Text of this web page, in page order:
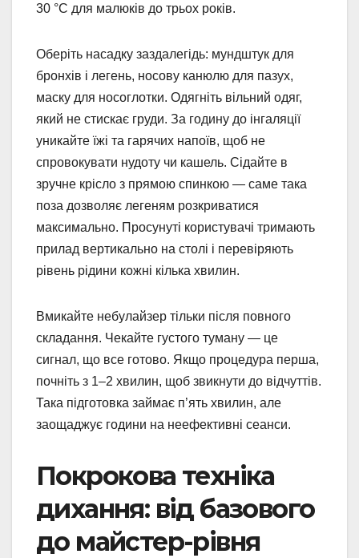
30 °C для малюків до трьох років.
Оберіть насадку заздалегідь: мундштук для
бронхів і легень, носову канюлю для пазух,
маску для носоглотки. Одягніть вільний одяг,
який не стискає груди. За годину до інгаляції
уникайте їжі та гарячих напоїв, щоб не
спровокувати нудоту чи кашель. Сідайте в
зручне крісло з прямою спинкою — саме така
поза дозволяє легеням розкриватися
максимально. Просунуті користувачі тримають
прилад вертикально на столі і перевіряють
рівень рідини кожні кілька хвилин.
Вмикайте небулайзер тільки після повного
складання. Чекайте густого туману — це
сигнал, що все готово. Якщо процедура перша,
почніть з 1–2 хвилин, щоб звикнути до відчуттів.
Така підготовка займає п’ять хвилин, але
заощаджує години на неефективні сеанси.
Покрокова техніка
дихання: від базового
до майстер-рівня